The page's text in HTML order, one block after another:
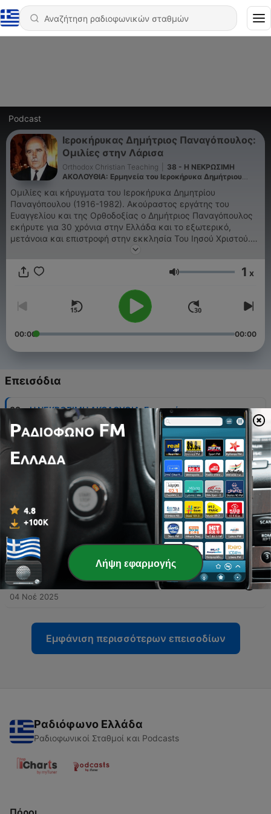
Podcast
Ιεροκήρυκας Δημήτριος Παναγόπουλος:
Ομιλίες στην Λάρισα
Orthodox Christian Teaching
38 - H ΝΕΚΡΩΣΙΜΗ
ΑΚΟΛΟΥΘΙΑ: Ερμηνεία του Iεροκήρυκα Δημήτριου
Ομιλίες και κήρυγματα του Ιεροκήρυκα Δημητρίου
Παναγόπουλου (1916-1982). Ακούραστος εργάτης του
Eυαγγελίου και της Ορθοδοξίας ο Δημήτριος Παναγόπουλος
εκήρυτε για 30 χρόνια στην Ελλάδα και το εξωτερικό,
μετάνοια και επιστροφή στην εκκλησία Του Ιησού Χριστού.
Εδώ παραθέτουμε το αρχείο των ομιλιών του μακαριστού
σπουδαίο χάρισμα του λόγου και κυρίως την πλουσιότατη
καθοδηγούσε, βοήθησε πλήθος ανθρώπων να βρούν και να
ακολουθή την οδόν της σωτηρίας.
Ένταση 1 x
00:00 00:00
Επεισόδια
38 - H ΝΕΚΡΩΣΙΜΗ ΑΚΟΛΟΥΘΙΑ: Ερμηνεία του
Iεροκήρυκα Δημήτριου Παναγόπουλου
30 Μάιος 2026
37 - BUY ME A COFFEE Podcast Ministry Support
1. Εισαγωγή
04 Νοέ 2025
2. Περί τον ύπνον της Αμαρτίας
04 Νοέ 2025
34 - 3. Πέρι Αγ. Μερκούριον, Αγ. Βασιλείου και
Ιουλιανού Καισάρος τον Παράβατου
04 Νοέ 2025
Εμφάνιση περισσότερων επεισοδίων
Ραδιόφωνο Ελλάδα
Ραδιοφωνικοί Σταθμοί και Podcasts
Λήψη εφαρμογής